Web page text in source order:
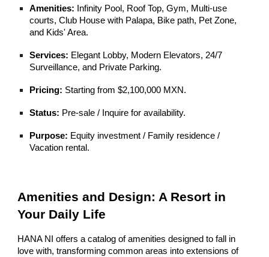
Amenities: Infinity Pool, Roof Top, Gym, Multi-use
courts, Club House with Palapa, Bike path, Pet Zone,
and Kids' Area.
Services: Elegant Lobby, Modern Elevators, 24/7
Surveillance, and Private Parking.
Pricing: Starting from $2,100,000 MXN.
Status: Pre-sale / Inquire for availability.
Purpose: Equity investment / Family residence /
Vacation rental.
Amenities and Design: A Resort in
Your Daily Life
HANA NI offers a catalog of amenities designed to fall in
love with, transforming common areas into extensions of